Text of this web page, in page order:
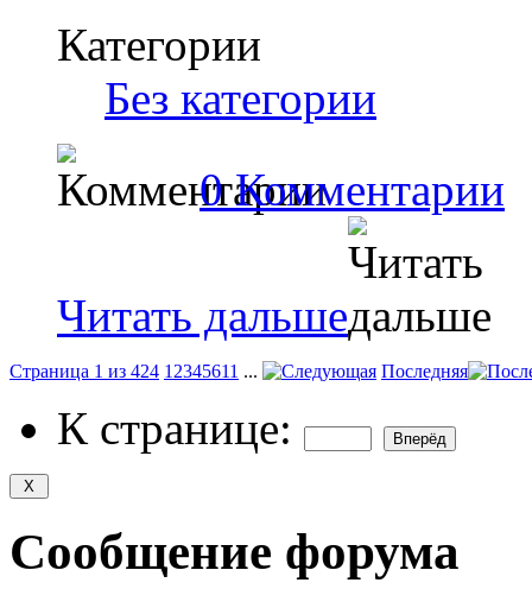
Категории
Без категории
0 Комментарии
Читать дальше
Страница 1 из 424 1 2345611 ... Последняя
К странице:
Сообщение форума